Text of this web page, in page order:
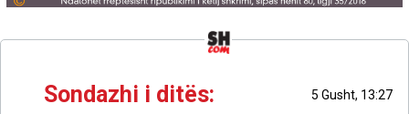
Sondazhi i ditës: 5 Gusht, 13:27